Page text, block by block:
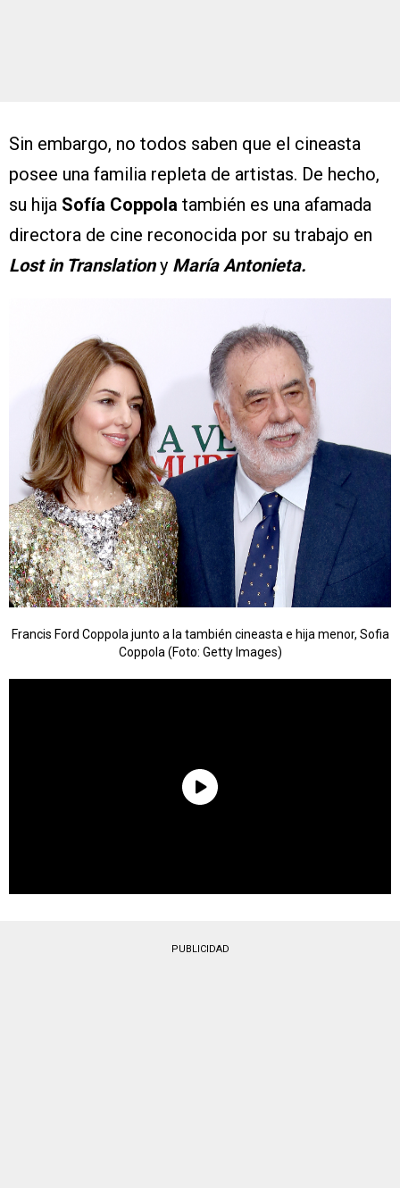
Sin embargo, no todos saben que el cineasta
posee una familia repleta de artistas. De hecho,
su hija Sofía Coppola también es una afamada
directora de cine reconocida por su trabajo en
Lost in Translationy María Antonieta.
Francis Ford Coppola junto a la también cineasta e hija menor, Sofia
Coppola (Foto: Getty Images)
PUBLICIDAD